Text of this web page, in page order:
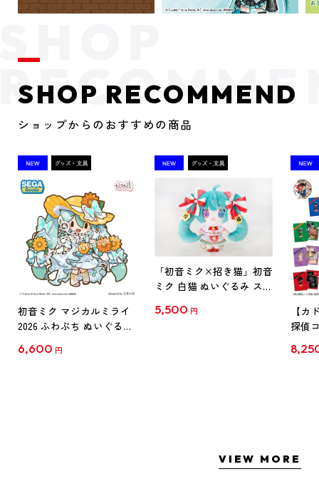
SHOP RECOMMEND
ショップからのおすすめの商品
初音ミク マジカルミライ
2026 ふわぷち ぬいぐるみ
6,600 円
「初音ミク×招き猫」初音
ミク 白猫 ぬいぐるみ スタ
5,500 円
【カ
探偵
クリ
VIEW MORE